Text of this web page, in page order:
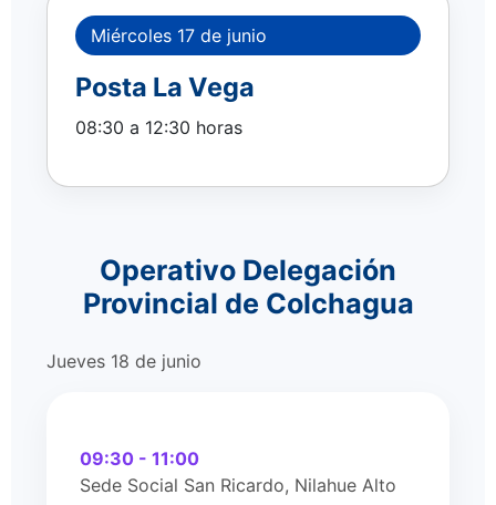
Miércoles 17 de junio
Posta La Vega
08:30 a 12:30 horas
Operativo Delegación
Provincial de Colchagua
Jueves 18 de junio
09:30 - 11:00
Sede Social San Ricardo, Nilahue Alto